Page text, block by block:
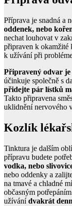
Příprava je snadná a
oddenek, nebo
nechat louhovat v
připraven k okamžité
k užívání při
Připravený odvar
účinkuje společně s
přidejte pár lístků
Takto připravena
uklidnění nervového
Kozlík
Tinktura je dalším
přípravu budete
vodka, nebo
nebo oddenky a
na tmavé a chladné
občasným
užívánídvakrát